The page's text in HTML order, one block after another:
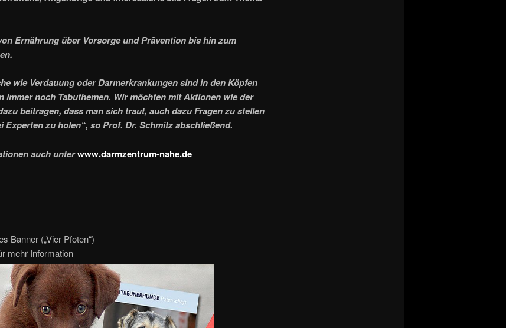
Ernährung über Vorsorge und Prävention bis hin zum
wie Verdauung oder Darmerkrankungen sind in den Köpfen
immer noch Tabuthemen. Wir möchten mit Aktionen wie der
beitragen, dass man sich traut, auch dazu Fragen zu stellen
Experten zu holen“, so Prof. Dr. Schmitz abschließend.
auch unterwww.darmzentrum-nahe.de
Banner („Vier Pfoten“)
mehr Information